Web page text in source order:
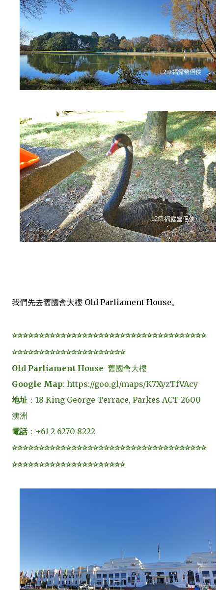
我們先去舊國會大樓 Old Parliament House。
✰✰✰✰✰✰✰✰✰✰✰✰✰✰✰✰✰✰✰✰✰✰✰✰✰✰✰✰✰✰✰✰✰✰✰✰
✰✰✰✰✰✰✰✰✰✰✰✰✰✰✰✰✰✰✰✰✰
Old Parliament House 舊國會大樓
Google Map: https://goo.gl/maps/K7XyzTfVAcy
地址 ：18 King George Terrace, Parkes ACT 2600
澳洲
電話：+61 2 6270 8222
✰✰✰✰✰✰✰✰✰✰✰✰✰✰✰✰✰✰✰✰✰✰✰✰✰✰✰✰✰✰✰✰✰✰✰✰
✰✰✰✰✰✰✰✰✰✰✰✰✰✰✰✰✰✰✰✰✰